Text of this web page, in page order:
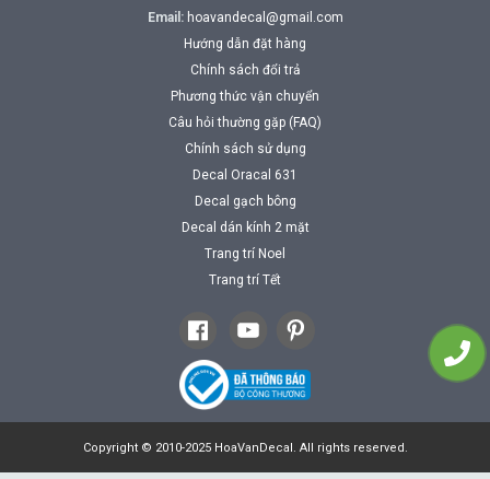
Email: hoavandecal@gmail.com
Hướng dẫn đặt hàng
Chính sách đổi trả
Phương thức vận chuyển
Câu hỏi thường gặp (FAQ)
Chính sách sử dụng
Decal Oracal 631
Decal gạch bông
Decal dán kính 2 mặt
Trang trí Noel
Trang trí Tết
Copyright © 2010-2025 HoaVanDecal. All rights reserved.